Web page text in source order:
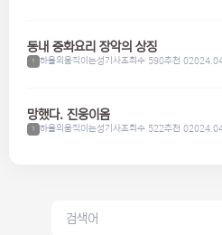
동내 중화요리 장악의 상징
1 하울의움직이는성기사조회수 590추천 0
망했다. 진웅이옴
1 하울의움직이는성기사조회수 522추천 0